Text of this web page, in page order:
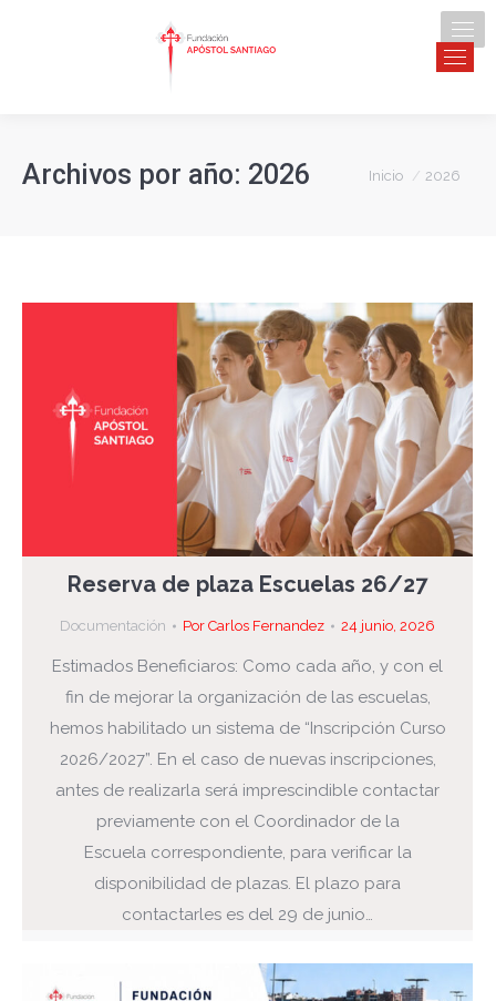
Archivos por año: 2026 Estás aquí:
Inicio 2026
Reserva de plaza Escuelas 26/27
Documentación Por Carlos Fernandez 24 junio, 2026
Estimados Beneficiaros: Como cada año, y con el
fin de mejorar la organización de las escuelas,
hemos habilitado un sistema de “Inscripción Curso
2026/2027”. En el caso de nuevas inscripciones,
antes de realizarla será imprescindible contactar
previamente con el Coordinador de la
Escuela correspondiente, para verificar la
disponibilidad de plazas. El plazo para
contactarles es del 29 de junio…